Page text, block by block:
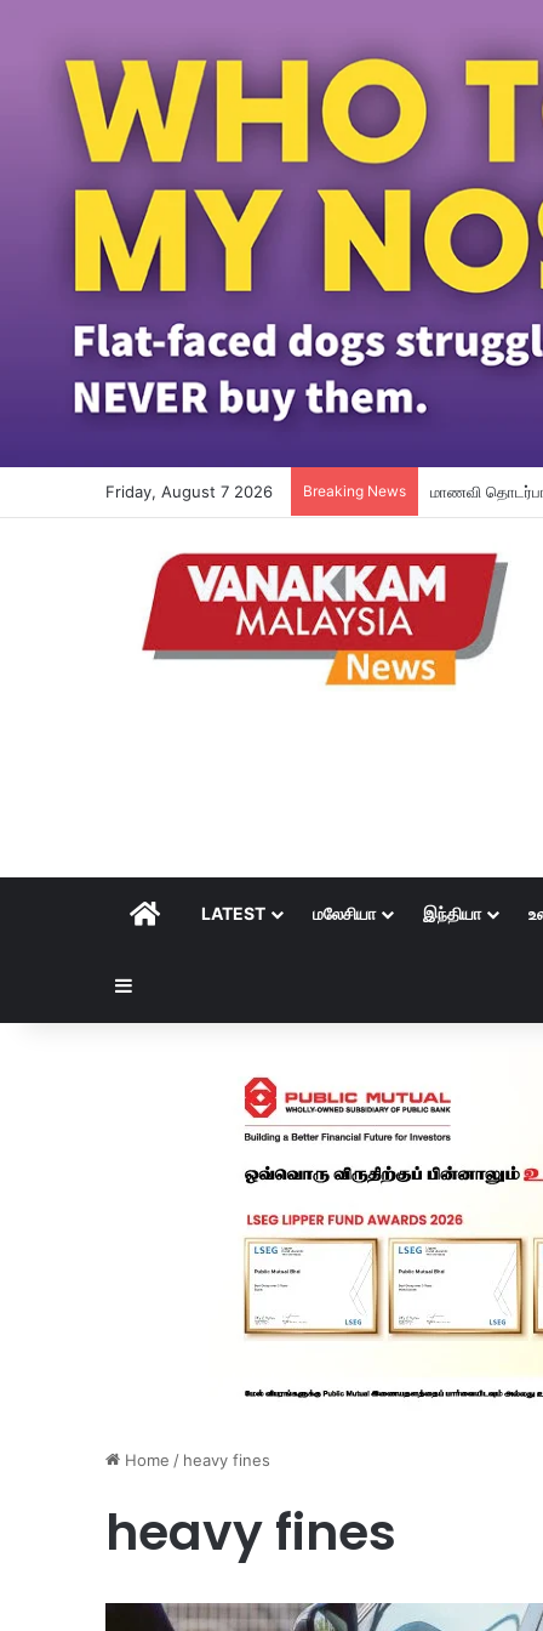
Friday, August 7 2026 Breaking News மாணவி
HOMELATEST மலேசியா இந்தியா
Home / heavy fines
heavy fines